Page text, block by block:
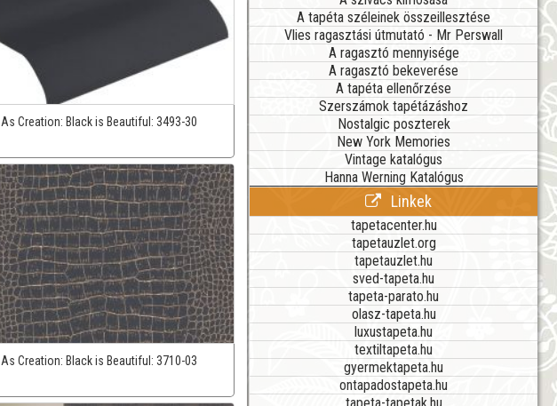
As Creation: Black is Beautiful:3493-30
As Creation: Black is Beautiful:3710-03
A tapéta széleinek összeillesztése
Vlies ragasztási útmutató - Mr Perswall
A ragasztó mennyisége
A ragasztó bekeverése
A tapéta ellenőrzése
Szerszámok tapétázáshoz
Nostalgic poszterek
New York Memories
Vintage katalógus
Hanna Werning Katalógus
Linkek
tapetacenter.hu
tapetauzlet.org
tapetauzlet.hu
sved-tapeta.hu
tapeta-parato.hu
olasz-tapeta.hu
luxustapeta.hu
textiltapeta.hu
gyermektapeta.hu
ontapadostapeta.hu
tapeta-tapetak.hu